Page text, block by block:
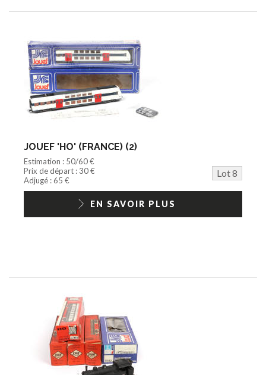
JOUEF 'HO' (FRANCE) (2)
Estimation : 50/60 €
Prix de départ : 30 €
Lot 8
Adjugé : 65 €
EN SAVOIR PLUS